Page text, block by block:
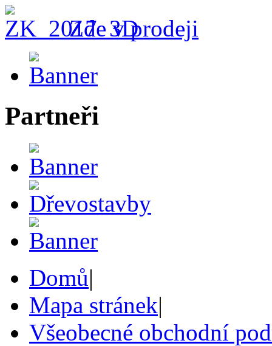
Zde v prodeji
Partneři
Domů|
Mapa stránek|
Všeobecné obchodní